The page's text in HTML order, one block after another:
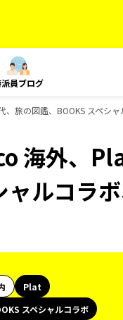
員ブログ
旅の図鑑、BOOKS スペシ
海外、
ルコラボ
Plat
スペシャルコラボ